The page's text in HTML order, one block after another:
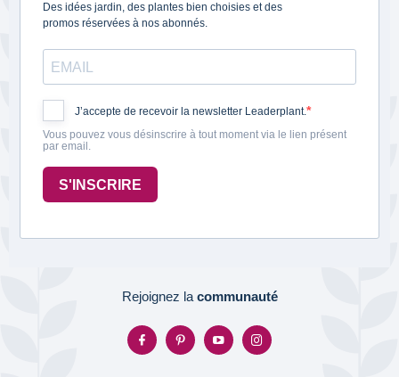
Des idées jardin, des plantes bien choisies et des
promos réservées à nos abonnés.
J’accepte de recevoir la newsletter Leaderplant.
Vous pouvez vous désinscrire à tout moment via le lien présent
par email.
S'INSCRIRE
Rejoignez la communauté